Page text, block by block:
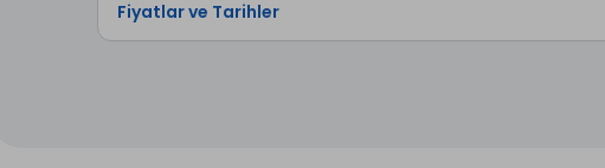
Fiyatlar ve Tarihler